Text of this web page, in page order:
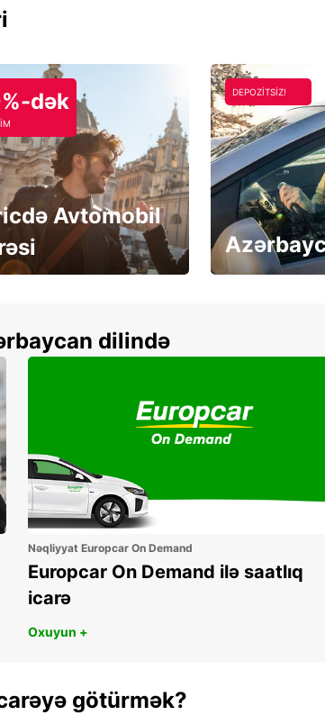
dək
Avtomobil
DEPOZİTSİZ!
dilində
Nəqliyyat Europcar On Demand
Europcar On Demand ilə saatlıq
icarə
Oxuyun +
götürmək?